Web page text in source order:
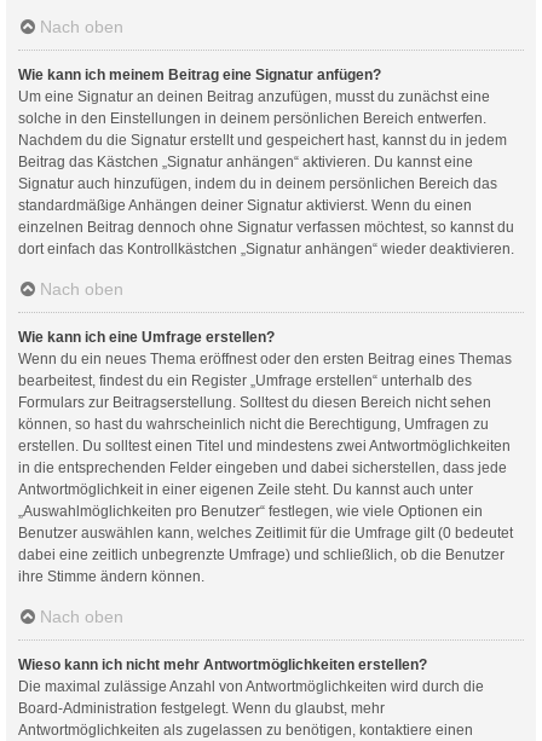
Nach oben
Wie kann ich meinem Beitrag eine Signatur anfügen?
Um eine Signatur an deinen Beitrag anzufügen, musst du zunächst eine
solche in den Einstellungen in deinem persönlichen Bereich entwerfen.
Nachdem du die Signatur erstellt und gespeichert hast, kannst du in jedem
Beitrag das Kästchen „Signatur anhängen“ aktivieren. Du kannst eine
Signatur auch hinzufügen, indem du in deinem persönlichen Bereich das
standardmäßige Anhängen deiner Signatur aktivierst. Wenn du einen
einzelnen Beitrag dennoch ohne Signatur verfassen möchtest, so kannst du
dort einfach das Kontrollkästchen „Signatur anhängen“ wieder deaktivieren.
Nach oben
Wie kann ich eine Umfrage erstellen?
Wenn du ein neues Thema eröffnest oder den ersten Beitrag eines Themas
bearbeitest, findest du ein Register „Umfrage erstellen“ unterhalb des
Formulars zur Beitragserstellung. Solltest du diesen Bereich nicht sehen
können, so hast du wahrscheinlich nicht die Berechtigung, Umfragen zu
erstellen. Du solltest einen Titel und mindestens zwei Antwortmöglichkeiten
in die entsprechenden Felder eingeben und dabei sicherstellen, dass jede
Antwortmöglichkeit in einer eigenen Zeile steht. Du kannst auch unter
„Auswahlmöglichkeiten pro Benutzer“ festlegen, wie viele Optionen ein
Benutzer auswählen kann, welches Zeitlimit für die Umfrage gilt (0 bedeutet
dabei eine zeitlich unbegrenzte Umfrage) und schließlich, ob die Benutzer
ihre Stimme ändern können.
Nach oben
Wieso kann ich nicht mehr Antwortmöglichkeiten erstellen?
Die maximal zulässige Anzahl von Antwortmöglichkeiten wird durch die
Board-Administration festgelegt. Wenn du glaubst, mehr
Antwortmöglichkeiten als zugelassen zu benötigen, kontaktiere einen